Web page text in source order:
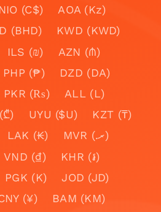
NIO (C$)
AOA (Kz)
(BHD)
KWD (KWD)
ILS (₪)
AZN (₼)
PHP (₱)
DZD (DA)
PKR (₨)
ALL (L)
UYU ($U)
KZT (₸)
LAK (₭)
MVR (.ރ)
VND (₫)
KHR (៛)
PGK (K)
JOD (JD)
(¥)
BAM (KM)